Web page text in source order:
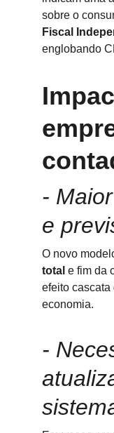
sobre o
Fiscal
englobando
-
e
O novo
total e fim da
efeito cascata
economia.
-